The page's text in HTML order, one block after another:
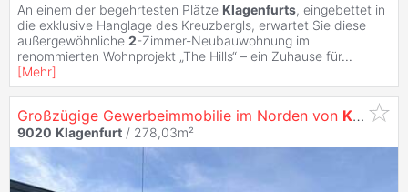
An einem der begehrtesten Plätze Klagenfurts, eingebettet in
die exklusive Hanglage des Kreuzbergls, erwartet Sie diese
außergewöhnliche 2-Zimmer-Neubauwohnung im
renommierten Wohnprojekt „The Hills“ – ein Zuhause für...
[Mehr]
Großzügige Gewerbeimmobilie im Norden von Klagenfurt
9020 Klagenfurt / 278,03m²